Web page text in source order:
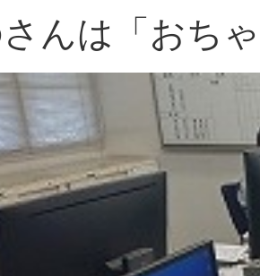
んは「おち